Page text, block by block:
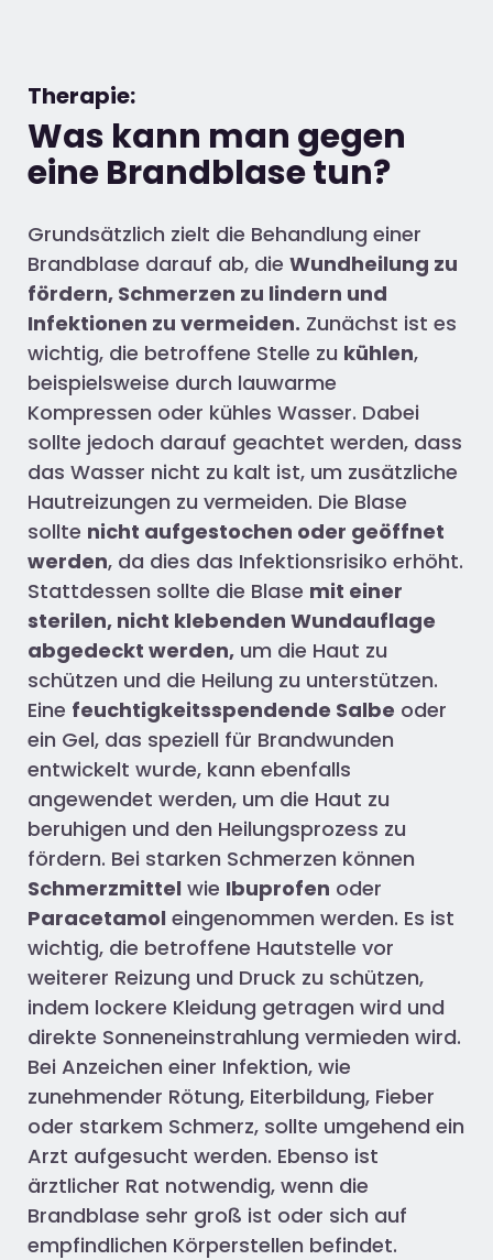
Therapie:
Was kann man gegen
eine Brandblase tun?
Grundsätzlich zielt die Behandlung einer
Brandblase darauf ab, die Wundheilung zu
fördern, Schmerzen zu lindern und
Infektionen zu vermeiden. Zunächst ist es
wichtig, die betroffene Stelle zu kühlen,
beispielsweise durch lauwarme
Kompressen oder kühles Wasser. Dabei
sollte jedoch darauf geachtet werden, dass
das Wasser nicht zu kalt ist, um zusätzliche
Hautreizungen zu vermeiden. Die Blase
sollte nicht aufgestochen oder geöffnet
werden, da dies das Infektionsrisiko erhöht.
Stattdessen sollte die Blase mit einer
sterilen, nicht klebenden Wundauflage
abgedeckt werden, um die Haut zu
schützen und die Heilung zu unterstützen.
Eine feuchtigkeitsspendende Salbe oder
ein Gel, das speziell für Brandwunden
entwickelt wurde, kann ebenfalls
angewendet werden, um die Haut zu
beruhigen und den Heilungsprozess zu
fördern. Bei starken Schmerzen können
Schmerzmittel wie Ibuprofen oder
Paracetamol eingenommen werden. Es ist
wichtig, die betroffene Hautstelle vor
weiterer Reizung und Druck zu schützen,
indem lockere Kleidung getragen wird und
direkte Sonneneinstrahlung vermieden wird.
Bei Anzeichen einer Infektion, wie
zunehmender Rötung, Eiterbildung, Fieber
oder starkem Schmerz, sollte umgehend ein
Arzt aufgesucht werden. Ebenso ist
ärztlicher Rat notwendig, wenn die
Brandblase sehr groß ist oder sich auf
empfindlichen Körperstellen befindet.